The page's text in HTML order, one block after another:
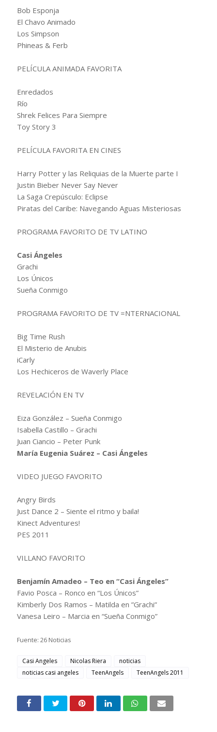
Bob Esponja
El Chavo Animado
Los Simpson
Phineas & Ferb
PELÍCULA ANIMADA FAVORITA
Enredados
Río
Shrek Felices Para Siempre
Toy Story 3
PELÍCULA FAVORITA EN CINES
Harry Potter y las Reliquias de la Muerte parte I
Justin Bieber Never Say Never
La Saga Crepúsculo: Eclipse
Piratas del Caribe: Navegando Aguas Misteriosas
PROGRAMA FAVORITO DE TV LATINO
Casi Ángeles
Grachi
Los Únicos
Sueña Conmigo
PROGRAMA FAVORITO DE TV =NTERNACIONAL
Big Time Rush
El Misterio de Anubis
iCarly
Los Hechiceros de Waverly Place
REVELACIÓN EN TV
Eiza González – Sueña Conmigo
Isabella Castillo – Grachi
Juan Ciancio – Peter Punk
María Eugenia Suárez – Casi Ángeles
VIDEO JUEGO FAVORITO
Angry Birds
Just Dance 2 – Siente el ritmo y baila!
Kinect Adventures!
PES 2011
VILLANO FAVORITO
Benjamín Amadeo – Teo en “Casi Ángeles”
Favio Posca – Ronco en “Los Únicos”
Kimberly Dos Ramos – Matilda en ”Grachi”
Vanesa Leiro – Marcia en “Sueña Conmigo”
Fuente: 26 Noticias
Casi Angeles Nicolas Riera
noticias
noticias casi angeles
TeenAngels TeenAngels 2011